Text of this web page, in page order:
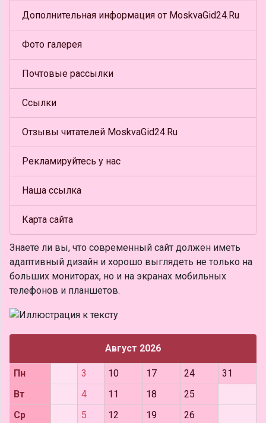
Дополнительная информация от MoskvaGid24.Ru
Фото галерея
Почтовые рассылки
Ссылки
Отзывы читателей MoskvaGid24.Ru
Рекламируйтесь у нас
Наша ссылка
Карта сайта
Знаете ли вы, что современный сайт должен иметь
адаптивный дизайн и хорошо выглядеть не только на
больших мониторах, но и на экранах мобильных
телефонов и планшетов.
Август 2026
Пн 3 10 17 24
31
Вт
4 11 18
25
Ср
5 12 19 26